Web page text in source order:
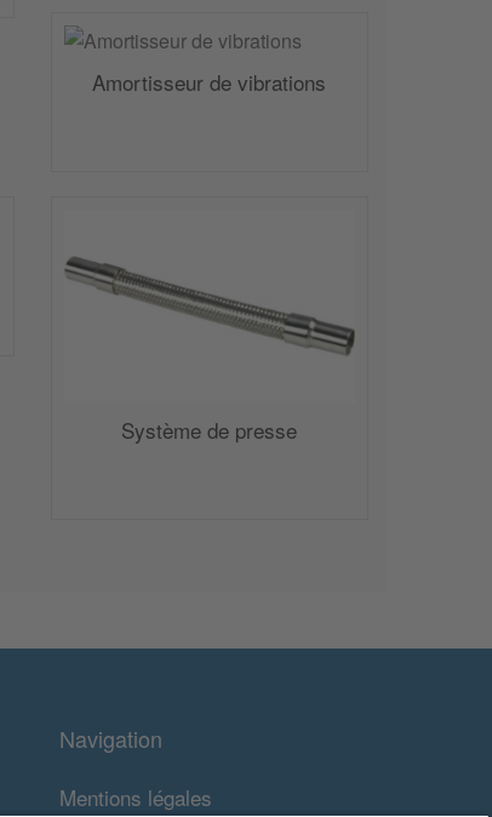
Amortisseur de vibrations
Système de presse
Navigation
Mentions légales